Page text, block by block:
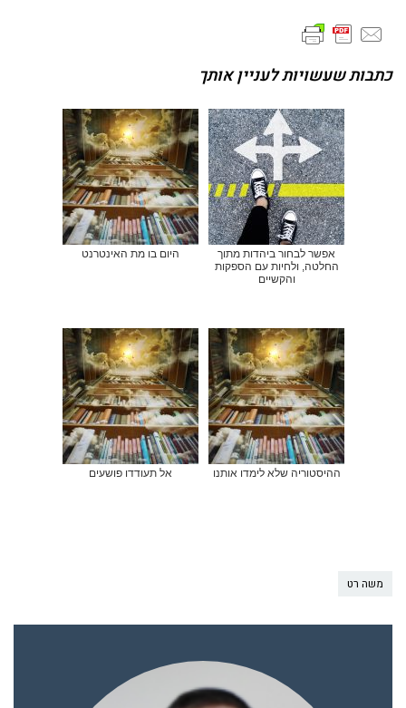
כתבות שעשויות לעניין אותך
אפשר לבחור ביהדות מתוך
החלטה, ולחיות עם הספקות
והקשיים
היום בו מת האינטרנט
ההיסטוריה שלא לימדו אותנו אל תעודדו פושעים
משה רט